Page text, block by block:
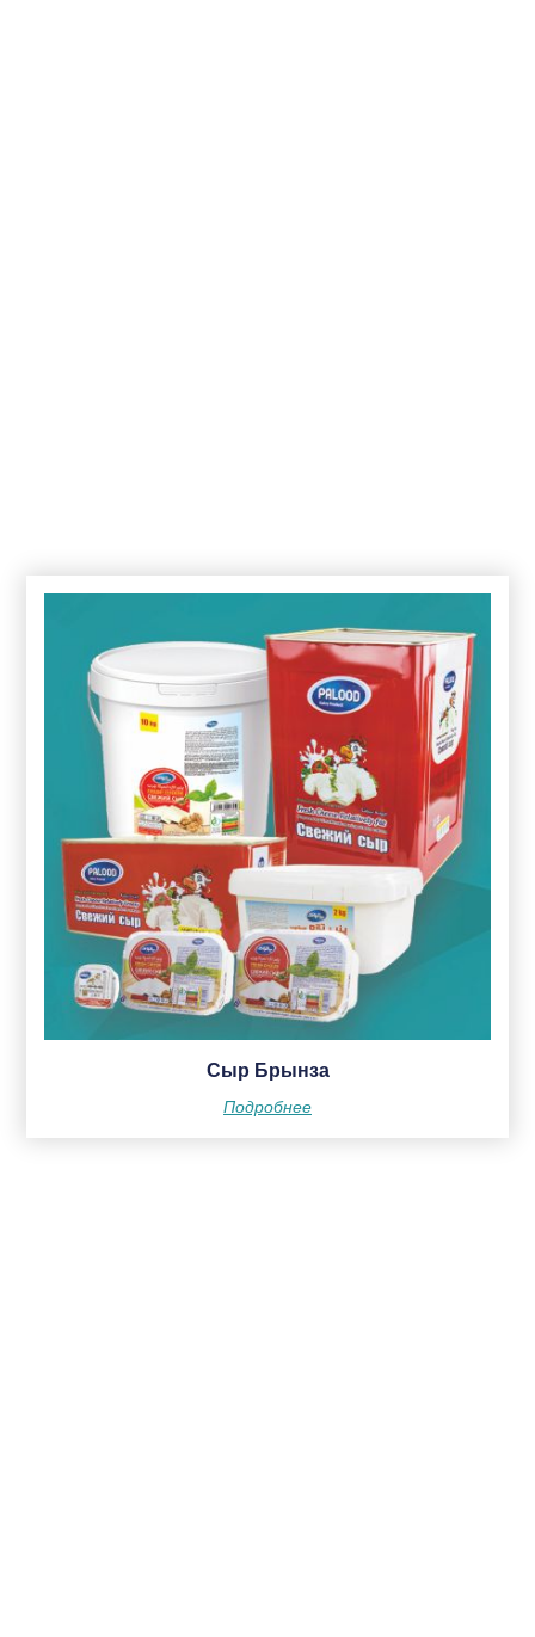
Сыр Брынза
Подробнее